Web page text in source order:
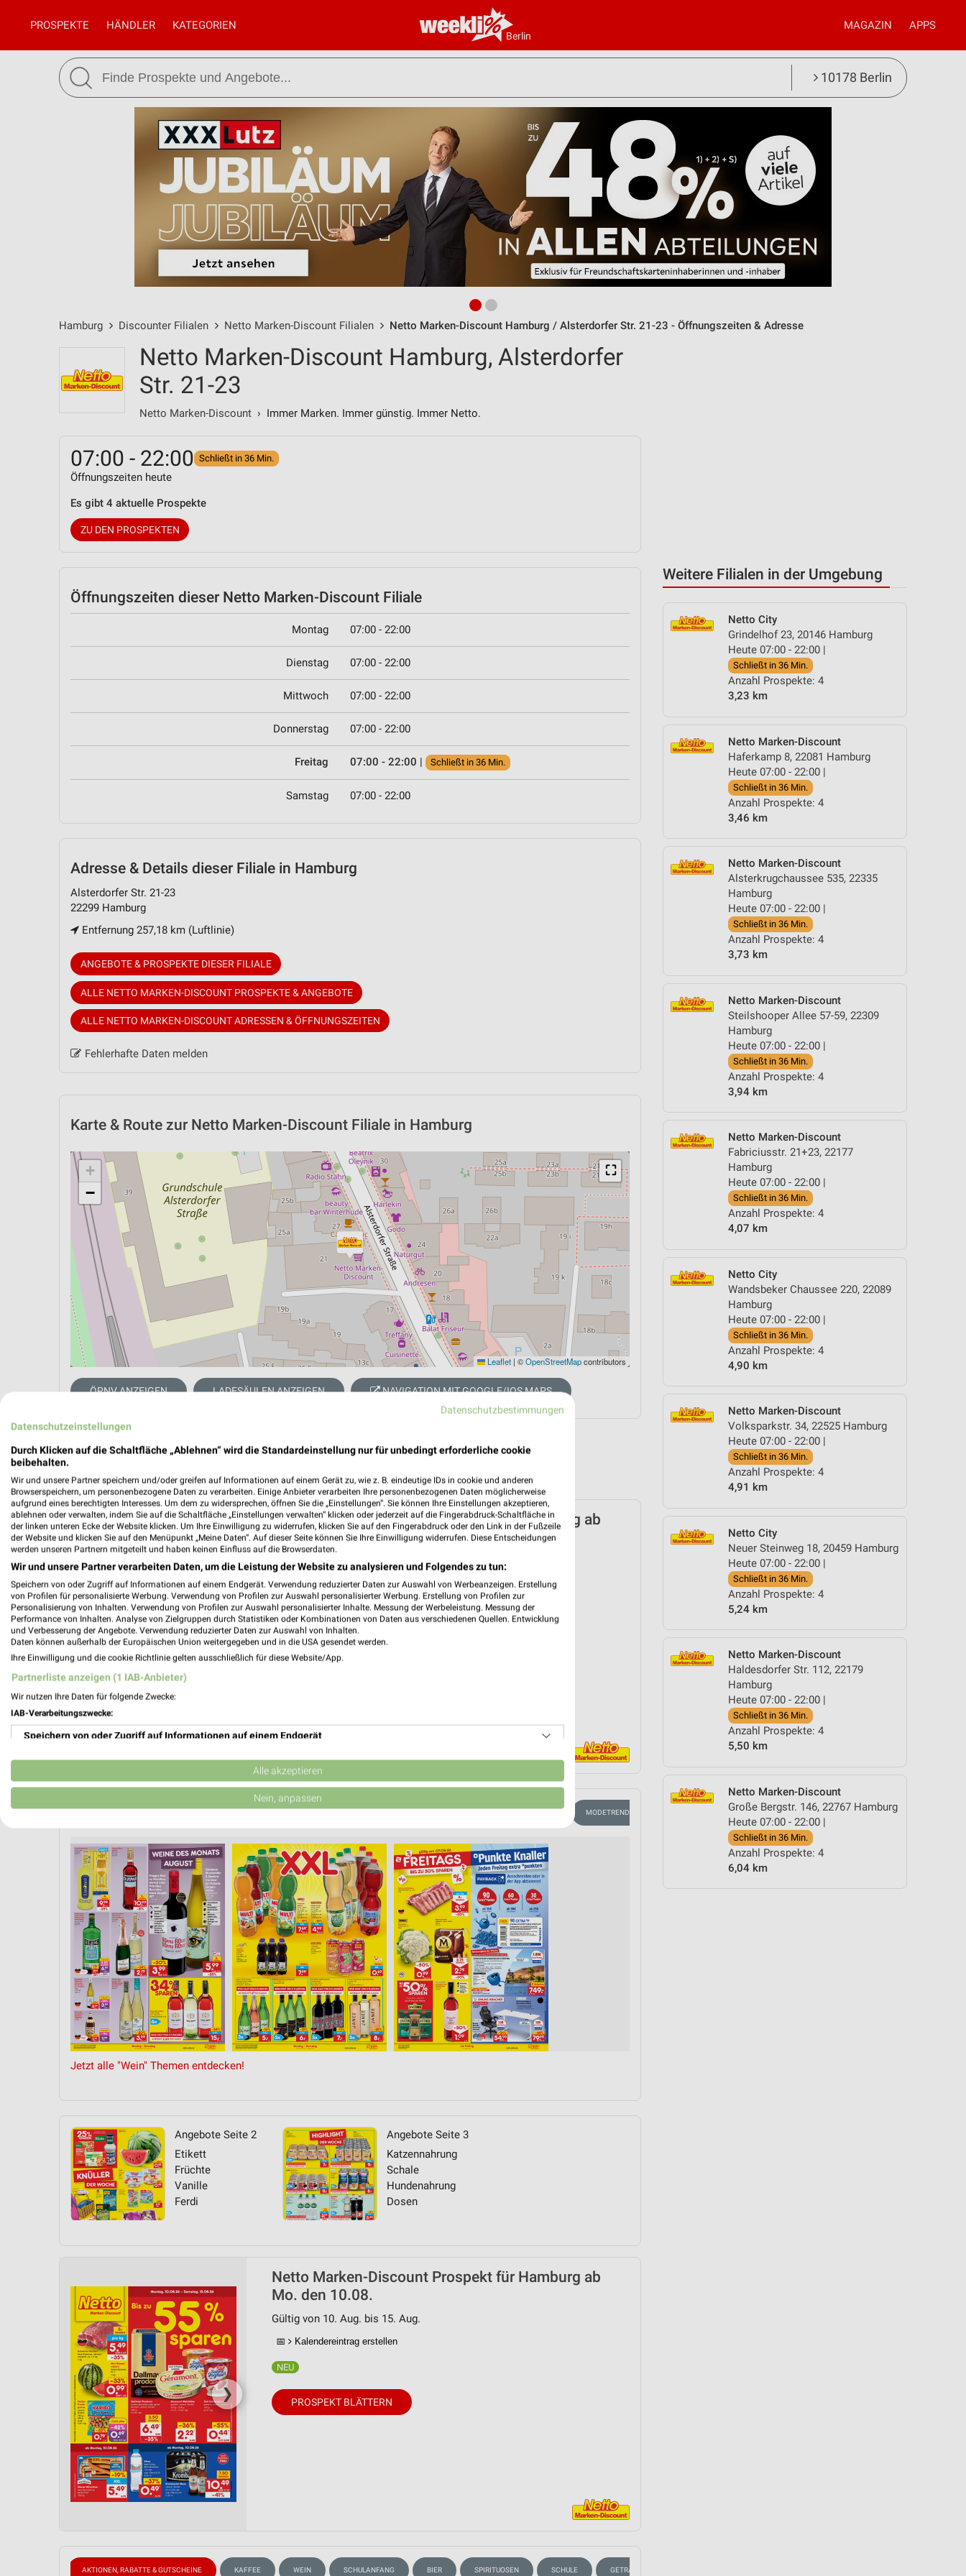
Berlin
PROSPEKTE HÄNDLER KATEGORIEN MAGAZIN APPS
10178 Berlin
Hamburg Discounter Filialen Netto Marken-Discount Filialen Netto Marken-Discount Hamburg / Alsterdorfer Str. 21-23 - Öffnungszeiten & Adresse
Weitere Filialen in der Umgebung
Netto City
Grindelhof 23, 20146 Hamburg
Heute 07:00 - 22:00 |
Schließt in 36 Min.
Anzahl Prospekte: 4
3,23 km
Netto Marken-Discount
Haferkamp 8, 22081 Hamburg
Heute 07:00 - 22:00 |
Schließt in 36 Min.
Anzahl Prospekte: 4
3,46 km
Netto Marken-Discount
Alsterkrugchaussee 535, 22335
Hamburg
Heute 07:00 - 22:00 |
Schließt in 36 Min.
Anzahl Prospekte: 4
3,73 km
Netto Marken-Discount
Steilshooper Allee 57-59, 22309
Hamburg
Heute 07:00 - 22:00 |
Schließt in 36 Min.
Anzahl Prospekte: 4
3,94 km
Netto Marken-Discount
Fabriciusstr. 21+23, 22177
Hamburg
Heute 07:00 - 22:00 |
Schließt in 36 Min.
Anzahl Prospekte: 4
4,07 km
Netto City
Wandsbeker Chaussee 220, 22089
Hamburg
Heute 07:00 - 22:00 |
Schließt in 36 Min.
Anzahl Prospekte: 4
4,90 km
Netto Marken-Discount
Volksparkstr. 34, 22525 Hamburg
Heute 07:00 - 22:00 |
Schließt in 36 Min.
Anzahl Prospekte: 4
4,91 km
Netto City
Neuer Steinweg 18, 20459 Hamburg
Heute 07:00 - 22:00 |
Schließt in 36 Min.
Anzahl Prospekte: 4
5,24 km
Netto Marken-Discount
Haldesdorfer Str. 112, 22179
Hamburg
Heute 07:00 - 22:00 |
Schließt in 36 Min.
Anzahl Prospekte: 4
5,50 km
Netto Marken-Discount
Große Bergstr. 146, 22767 Hamburg
Heute 07:00 - 22:00 |
Schließt in 36 Min.
Anzahl Prospekte: 4
6,04 km
Netto Marken-Discount Hamburg, Alsterdorfer
Str. 21-23
Netto Marken-Discount › Immer Marken. Immer günstig. Immer Netto.
07:00 - 22:00 Schließt in 36 Min.
Öffnungszeiten heute
Es gibt 4 aktuelle Prospekte
ZU DEN PROSPEKTEN
Öffnungszeiten dieser Netto Marken-Discount Filiale
Montag 07:00 - 22:00
Dienstag 07:00 - 22:00
Mittwoch 07:00 - 22:00
Donnerstag 07:00 - 22:00
Freitag 07:00 - 22:00 | Schließt in 36 Min.
Samstag 07:00 - 22:00
Adresse & Details dieser Filiale in Hamburg
Alsterdorfer Str. 21-23
22299 Hamburg
Entfernung 257,18 km (Luftlinie)
ANGEBOTE & PROSPEKTE DIESER FILIALE
ALLE NETTO MARKEN-DISCOUNT PROSPEKTE & ANGEBOTE
ALLE NETTO MARKEN-DISCOUNT ADRESSEN & ÖFFNUNGSZEITEN
Fehlerhafte Daten melden
Karte & Route zur Netto Marken-Discount Filiale in Hamburg
⛶
+
−
Leaflet | ©OpenStreetMapcontributors
ÖPNV ANZEIGEN LADESÄULEN ANZEIGEN NAVIGATION MIT GOOGLE/IOS MAPS
Aktuelle Angebote in dieser Filiale
Anzahl Prospekte: 4
Letztes Prospektupdate: vor 21 Stunden
❯
Netto Marken-Discount Prospekt für Hamburg ab
Mo. den 03.08.
Gültig von 03. Aug. bis 08. Aug.
📅 Kalendereintrag erstellen
PROSPEKT BLÄTTERN
MODETRENDS ANGEBOTE FÜR DIE SILVESTER-PARTY ASIA WOCHEN
Jetzt alle "Wein" Themen entdecken!
Angebote Seite 2
Etikett
Früchte
Vanille
Ferdi
Angebote Seite 3
Katzennahrung
Schale
Hundenahrung
Dosen
❯
Netto Marken-Discount Prospekt für Hamburg ab
Mo. den 10.08.
Gültig von 10. Aug. bis 15. Aug.
📅 Kalendereintrag erstellen
PROSPEKT BLÄTTERN
AKTIONEN, RABATTE & GUTSCHEINE KAFFEE WEIN SCHULANFANG BIER SPIRITUOSEN SCHULE GETRÄNKE
Datenschutzbestimmungen
Datenschutzeinstellungen
Durch Klicken auf die Schaltfläche „Ablehnen“ wird die Standardeinstellung nur für unbedingt erforderliche cookie
beibehalten.
Wir und unsere Partner speichern und/oder greifen auf Informationen auf einem Gerät zu, wie z. B. eindeutige IDs in cookie und anderen
Browserspeichern, um personenbezogene Daten zu verarbeiten. Einige Anbieter verarbeiten Ihre personenbezogenen Daten möglicherweise
aufgrund eines berechtigten Interesses. Um dem zu widersprechen, öffnen Sie die „Einstellungen“. Sie können Ihre Einstellungen akzeptieren,
ablehnen oder verwalten, indem Sie auf die Schaltfläche „Einstellungen verwalten“ klicken oder jederzeit auf die Fingerabdruck-Schaltfläche in
der linken unteren Ecke der Website klicken. Um Ihre Einwilligung zu widerrufen, klicken Sie auf den Fingerabdruck oder den Link in der Fußzeile
der Website und klicken Sie auf den Menüpunkt „Meine Daten“. Auf dieser Seite können Sie Ihre Einwilligung widerrufen. Diese Entscheidungen
werden unseren Partnern mitgeteilt und haben keinen Einfluss auf die Browserdaten.
Wir und unsere Partner verarbeiten Daten, um die Leistung der Website zu analysieren und Folgendes zu tun:
Speichern von oder Zugriff auf Informationen auf einem Endgerät. Verwendung reduzierter Daten zur Auswahl von Werbeanzeigen. Erstellung
von Profilen für personalisierte Werbung. Verwendung von Profilen zur Auswahl personalisierter Werbung. Erstellung von Profilen zur
Personalisierung von Inhalten. Verwendung von Profilen zur Auswahl personalisierter Inhalte. Messung der Werbeleistung. Messung der
Performance von Inhalten. Analyse von Zielgruppen durch Statistiken oder Kombinationen von Daten aus verschiedenen Quellen. Entwicklung
und Verbesserung der Angebote. Verwendung reduzierter Daten zur Auswahl von Inhalten.
Daten können außerhalb der Europäischen Union weitergegeben und in die USA gesendet werden.
Ihre Einwilligung und die cookie Richtlinie gelten ausschließlich für diese Website/App.
Partnerliste anzeigen (1 IAB-Anbieter)
Wir nutzen Ihre Daten für folgende Zwecke:
IAB-Verarbeitungszwecke:
Speichern von oder Zugriff auf Informationen auf einem Endgerät
Verwendung reduzierter Daten zur Auswahl von Werbeanzeigen
Erstellung von Profilen für personalisierte Werbung
Erstellung von Profilen zur Personalisierung von Inhalten
Verwendung von Profilen zur Auswahl personalisierter Inhalte
Messung der Werbeleistung
Messung der Performance von Inhalten
Analyse von Zielgruppen durch Statistiken oder Kombinationen von Daten aus verschiedenen
Entwicklung und Verbesserung der Angebote
Verwendung reduzierter Daten zur Auswahl von Inhalten
IAB-Besonderheiten:
Nicht-IAB-Verarbeitungszwecke:
Performance
Funktional
Alle akzeptieren
Nein, anpassen